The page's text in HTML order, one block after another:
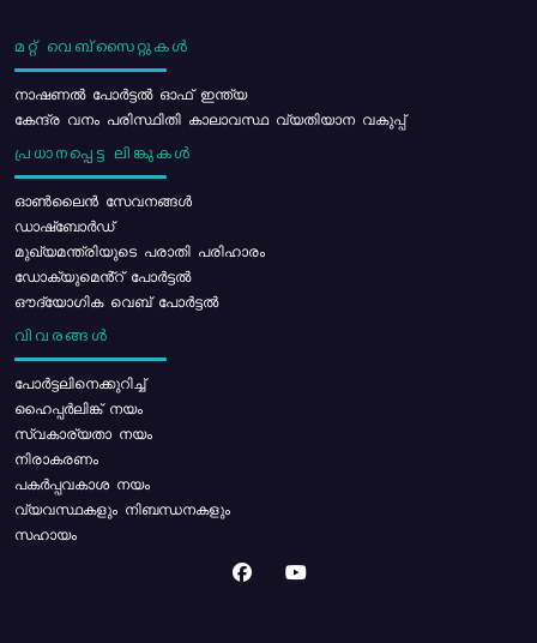
മറ്റ് വെബ്സൈറ്റുകൾ
നാഷണൽ പോർട്ടൽ ഓഫ് ഇന്ത്യ
കേന്ദ്ര വനം പരിസ്ഥിതി കാലാവസ്ഥ വ്യതിയാന വകുപ്പ്
പ്രധാനപ്പെട്ട ലിങ്കുകൾ
ഓൺലൈൻ സേവനങ്ങൾ
ഡാഷ്ബോർഡ്
മുഖ്യമന്ത്രിയുടെ പരാതി പരിഹാരം
ഡോക്യുമെൻ്റ് പോർട്ടൽ
ഔദ്യോഗിക വെബ് പോർട്ടൽ
വിവരങ്ങൾ
പോര്‍ട്ടലിനെക്കുറിച്ച്
ഹൈപ്പർലിങ്ക് നയം
സ്വകാര്യതാ നയം
നിരാകരണം
പകർപ്പവകാശ നയം
വ്യവസ്ഥകളും നിബന്ധനകളും
സഹായം